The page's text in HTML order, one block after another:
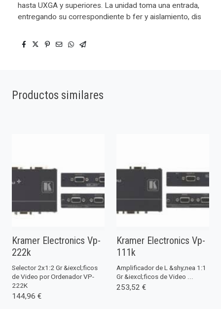
hasta UXGA y superiores. La unidad toma una entrada,
entregando su correspondiente b fer y aislamiento, dis
Productos similares
Kramer Electronics Vp-
222k
Selector 2x1:2 Gr &iexcl;ficos
de Video por Ordenador VP-
222K
144,96 €
Kramer Electronics Vp-
111k
Amplificador de L &shy;nea 1:1
Gr &iexcl;ficos de Video ...
253,52 €